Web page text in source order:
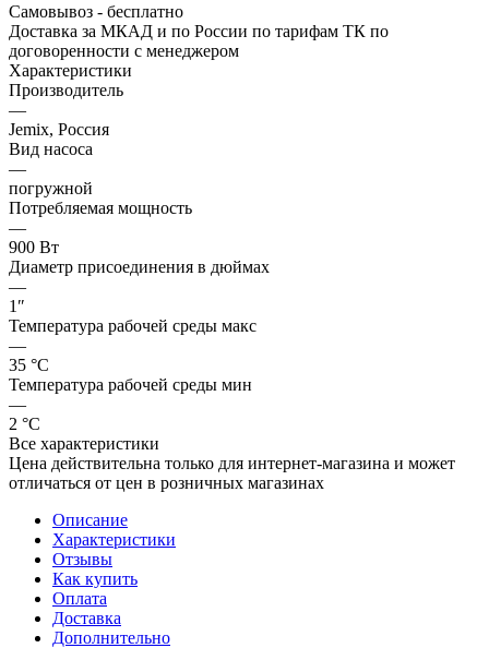
Самовывоз - бесплатно
Доставка за МКАД и по России по тарифам ТК по
договоренности с менеджером
Характеристики
Производитель
—
Jemix, Россия
Вид насоса
—
погружной
Потребляемая мощность
—
900 Вт
Диаметр присоединения в дюймах
—
1″
Температура рабочей среды макс
—
35 °С
Температура рабочей среды мин
—
2 °С
Все характеристики
Цена действительна только для интернет-магазина и может
отличаться от цен в розничных магазинах
Описание
Характеристики
Отзывы
Как купить
Оплата
Доставка
Дополнительно